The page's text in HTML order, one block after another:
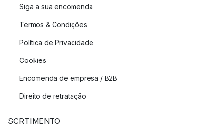
Siga a sua encomenda
Termos & Condições
Política de Privacidade
Cookies
Encomenda de empresa / B2B
Direito de retratação
SORTIMENTO